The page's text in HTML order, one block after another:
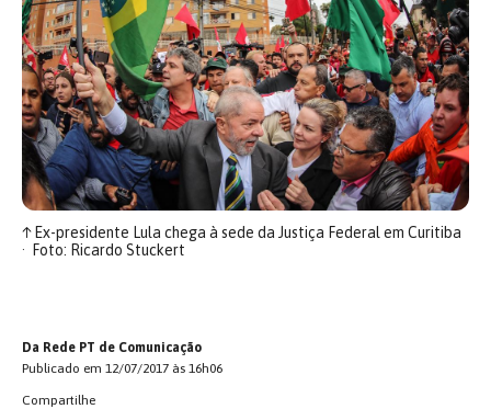
↑Ex-presidente Lula chega à sede da Justiça Federal em Curitiba
Foto: Ricardo Stuckert
Da Rede PT de Comunicação
Publicado em 12/07/2017 às 16h06
Compartilhe